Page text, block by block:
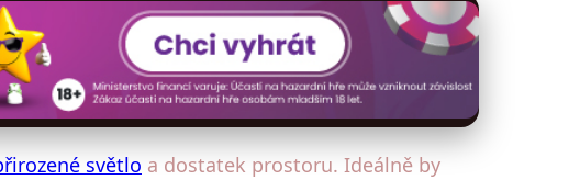
světlo a dostatek prostoru. Ideálně by